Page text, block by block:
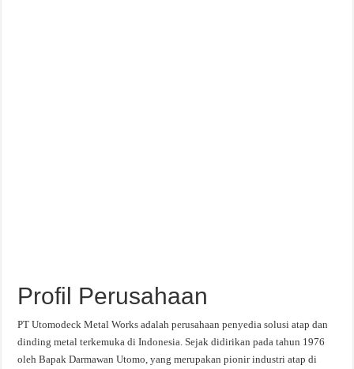
Profil Perusahaan
PT Utomodeck Metal Works adalah perusahaan penyedia solusi atap dan
dinding metal terkemuka di Indonesia. Sejak didirikan pada tahun 1976
oleh Bapak Darmawan Utomo, yang merupakan pionir industri atap di